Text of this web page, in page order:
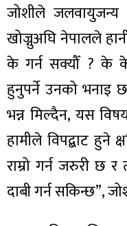
जोशीले जलवायुजन्य
खोज्नुअघि नेपालले
के गर्न सक्यौँ ? के के
हुनुपर्ने उनको भनाइ
भन्न मिल्दैन, यस
हामीले विपद्बाट हुने
राम्रो गर्न जरुरी छ र
दाबी गर्न सकिन्छ”,